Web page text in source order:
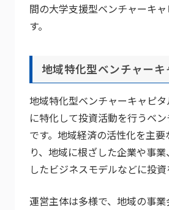
間の大学支援型ベンチャーキ
す。
地域特化型ベンチャーキ
地域特化型ベンチャーキャピ
に特化して投資活動を行うベ
です。地域経済の活性化を主
り、地域に根ざした企業や事
したビジネスモデルなどに投資
運営主体は多様で、地域の事